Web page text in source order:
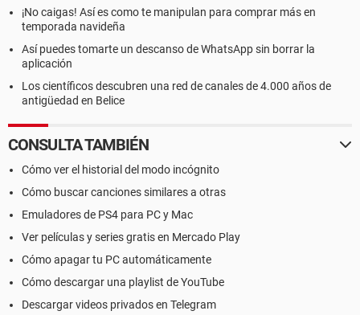
¡No caigas! Así es como te manipulan para comprar más en
temporada navideña
Así puedes tomarte un descanso de WhatsApp sin borrar la
aplicación
Los científicos descubren una red de canales de 4.000 años de
antigüedad en Belice
CONSULTA TAMBIÉN
Cómo ver el historial del modo incógnito
Cómo buscar canciones similares a otras
Emuladores de PS4 para PC y Mac
Ver películas y series gratis en Mercado Play
Cómo apagar tu PC automáticamente
Cómo descargar una playlist de YouTube
Descargar videos privados en Telegram